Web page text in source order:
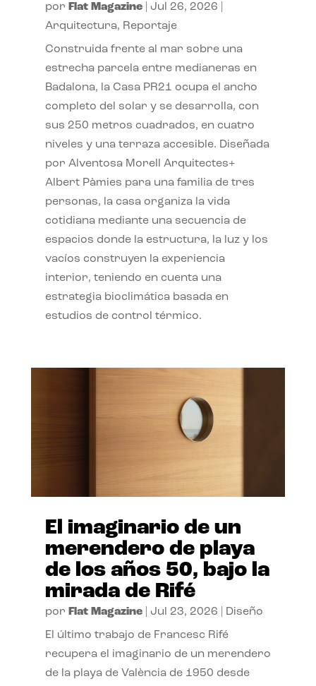
por Flat Magazine| Jul 26, 2026
Arquitectura, Reportaje
Construida frente al mar sobre una
estrecha parcela entre medianeras en
Badalona, la Casa PR21 ocupa el ancho
completo del solar y se desarrolla, con
sus 250 metros cuadrados, en cuatro
niveles y una terraza accesible. Diseñada
por Alventosa Morell Arquitectes+
Albert Pàmies para una familia de tres
personas, la casa organiza la vida
cotidiana mediante una secuencia de
espacios donde la estructura, la luz y los
vacíos construyen la experiencia
interior, teniendo en cuenta una
estrategia bioclimática basada en
estudios de control térmico.
El imaginario de un
merendero de playa
de los años 50, bajo la
mirada de Rifé
por Flat Magazine| Jul 23, 2026 Diseño
El último trabajo de Francesc Rifé
recupera el imaginario de un merendero
de la playa de València de 1950 desde